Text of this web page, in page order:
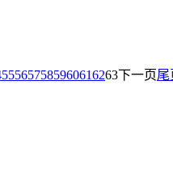
555657585960616263下一页尾